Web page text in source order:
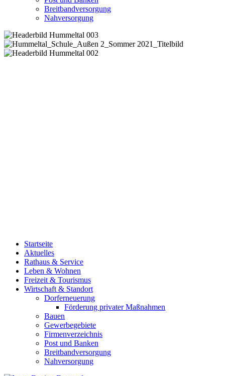
Breitbandversorgung
Nahversorgung
Startseite
Aktuelles
Rathaus & Service
Leben & Wohnen
Freizeit & Tourismus
Wirtschaft & Standort
Dorferneuerung
Förderung privater Maßnahmen
Bauen
Gewerbegebiete
Firmenverzeichnis
Post und Banken
Breitbandversorgung
Nahversorgung